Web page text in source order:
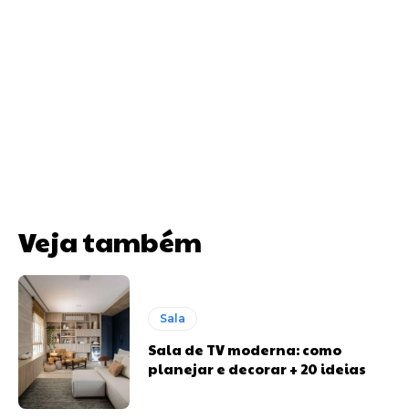
Veja também
Sala
Sala de TV moderna: como
planejar e decorar + 20 ideias